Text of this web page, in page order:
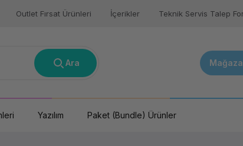
Outlet Fırsat Ürünleri İçerikler Teknik Servis Talep
Ara
Yazılım Paket (Bundle) Ürünler